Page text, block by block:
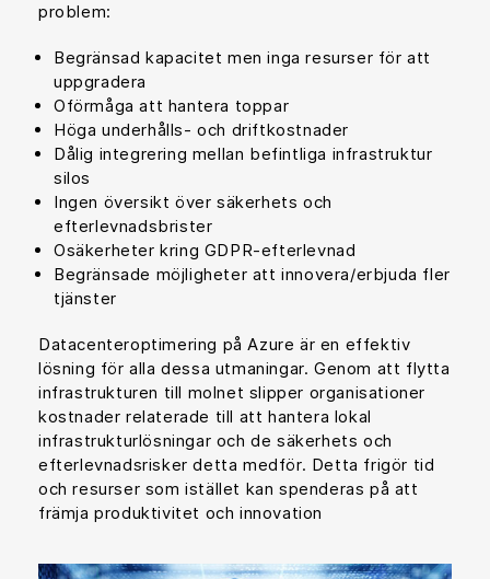
problem:
Begränsad kapacitet men inga resurser för att
uppgradera
Oförmåga att hantera toppar
Höga underhålls- och driftkostnader
Dålig integrering mellan befintliga infrastruktur
silos
Ingen översikt över säkerhets och
efterlevnadsbrister
Osäkerheter kring GDPR-efterlevnad
Begränsade möjligheter att innovera/erbjuda fler
tjänster
Datacenteroptimering på Azure är en effektiv
lösning för alla dessa utmaningar. Genom att flytta
infrastrukturen till molnet slipper organisationer
kostnader relaterade till att hantera lokal
infrastrukturlösningar och de säkerhets och
efterlevnadsrisker detta medför. Detta frigör tid
och resurser som istället kan spenderas på att
främja produktivitet och innovation